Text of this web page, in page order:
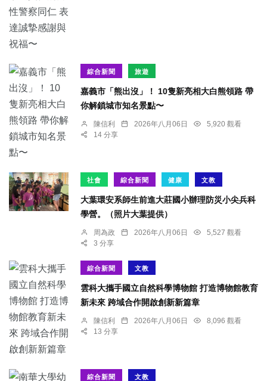
綜合新聞 旅遊
嘉義市「熊出沒」！ 10隻新亮相大白熊領路 帶
你解鎖城市知名景點〜
陳信利 2026年八月06日
5,920 觀看
14 分享
社會 綜合新聞 健康 文教
大葉環安系師生前進大莊國小辦理防災小尖兵科
學營。（照片大葉提供）
周為政 2026年八月06日
5,527 觀看
3 分享
綜合新聞 文教
雲科大攜手國立自然科學博物館 打造博物館教育
新未來 跨域合作開啟創新新篇章
陳信利 2026年八月06日
8,096 觀看
13 分享
綜合新聞 文教